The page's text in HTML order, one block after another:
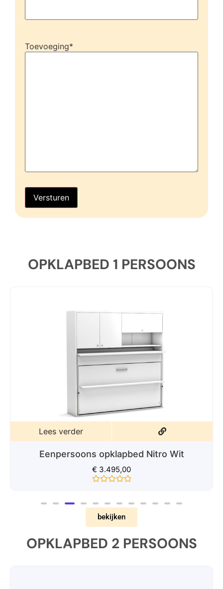
Toevoeging*
Versturen
OPKLAPBED 1 PERSOONS
Lees verder
Eenpersoons opklapbed Nitro Verde
€ 3.495,00
uit
bekijken
OPKLAPBED 2 PERSOONS